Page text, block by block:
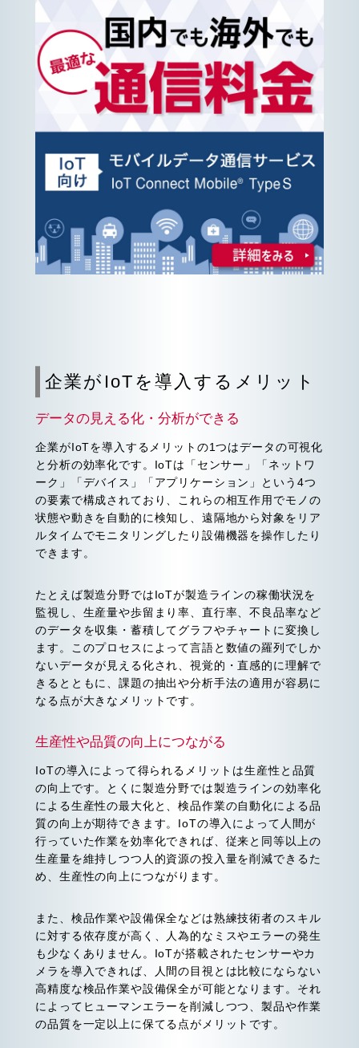
企業がIoTを導入するメリット
データの見える化・分析ができる
企業がIoTを導入するメリットの1つはデータの可視化
と分析の効率化です。IoTは「センサー」「ネットワ
ーク」「デバイス」「アプリケーション」という4つ
の要素で構成されており、これらの相互作用でモノの
状態や動きを自動的に検知し、遠隔地から対象をリア
ルタイムでモニタリングしたり設備機器を操作したり
できます。
たとえば製造分野ではIoTが製造ラインの稼働状況を
監視し、生産量や歩留まり率、直行率、不良品率など
のデータを収集・蓄積してグラフやチャートに変換し
ます。このプロセスによって言語と数値の羅列でしか
ないデータが見える化され、視覚的・直感的に理解で
きるとともに、課題の抽出や分析手法の適用が容易に
なる点が大きなメリットです。
生産性や品質の向上につながる
IoTの導入によって得られるメリットは生産性と品質
の向上です。とくに製造分野では製造ラインの効率化
による生産性の最大化と、検品作業の自動化による品
質の向上が期待できます。IoTの導入によって人間が
行っていた作業を効率化できれば、従来と同等以上の
生産量を維持しつつ人的資源の投入量を削減できるた
め、生産性の向上につながります。
また、検品作業や設備保全などは熟練技術者のスキル
に対する依存度が高く、人為的なミスやエラーの発生
も少なくありません。IoTが搭載されたセンサーやカ
メラを導入できれば、人間の目視とは比較にならない
高精度な検品作業や設備保全が可能となります。それ
によってヒューマンエラーを削減しつつ、製品や作業
の品質を一定以上に保てる点がメリットです。